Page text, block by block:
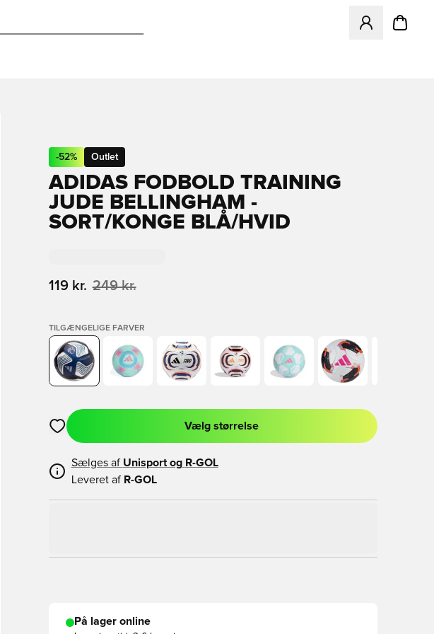
Åbner en
-52% Outlet
ADIDAS FODBOLD TRAINING
JUDE BELLINGHAM -
SORT/KONGE BLÅ/HVID
119 kr. 249 kr.
TILGÆNGELIGE FARVER
Åbner en Modal til at logge ind eller tilmelde dig som medlem
Vælg størrelse
Sælges af Unisport og R-GOL
Leveret af R-GOL
På lager online